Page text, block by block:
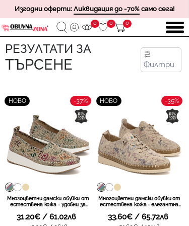
Изгодни оферти: Ликвидация до -70% само сега!
0 0 0
РЕЗУЛТАТИ ЗА
ТЪРСЕНЕ Филтри
Многоцветни дамски обувки от
естествена кожа - удобни за
усещане и свежа визия
подходяща за различни
31.20€ / 61.02лв
НОВО -37%
Многоцветни дамски обувки от
естествена кожа - елегантна
красиво излъчване подходящо за
различни ежедневни съчетания
33.60€ / 65.72лв
НОВО -35%